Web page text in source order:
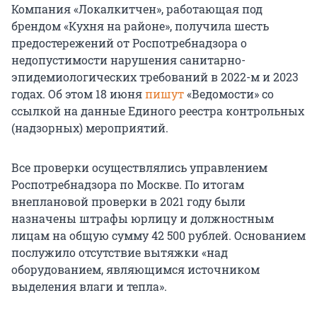
Компания «Локалкитчен», работающая под
брендом «Кухня на районе», получила шесть
предостережений от Роспотребнадзора о
недопустимости нарушения санитарно-
эпидемиологических требований в 2022-м и 2023
годах. Об этом 18 июняпишут«Ведомости» со
ссылкой на данные Единого реестра контрольных
(надзорных) мероприятий.
Все проверки осуществлялись управлением
Роспотребнадзора по Москве. По итогам
внеплановой проверки в 2021 году были
назначены штрафы юрлицу и должностным
лицам на общую сумму 42 500 рублей. Основанием
послужило отсутствие вытяжки «над
оборудованием, являющимся источником
выделения влаги и тепла».